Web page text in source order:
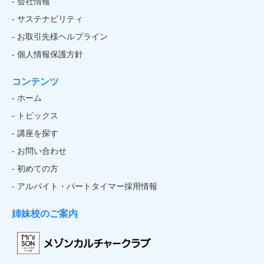
- サステナビリティ
- お取引先様ヘルプライン
- 個人情報保護方針
コンテンツ
- ホーム
- トピックス
- 講座を探す
- お問い合わせ
- 初めての方
- アルバイト・パートタイマー採用情報
姉妹校のご案内